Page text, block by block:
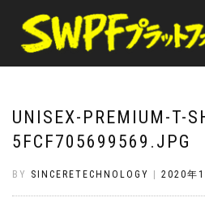
UNISEX-PREMIUM-T-
5FCF705699569.JPG
BY SINCERETECHNOLOGY 2020年